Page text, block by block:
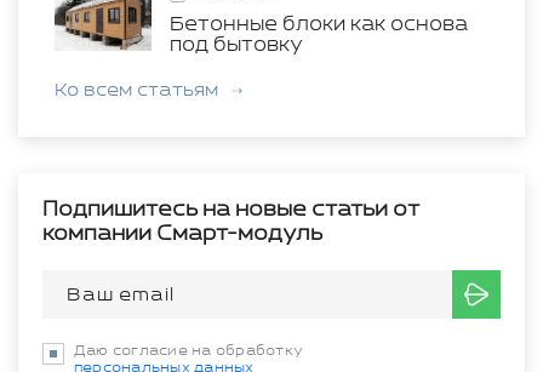
Бетонные блоки как основа
под бытовку
Ко всем статьям
Подпишитесь на новые статьи от
компании Смарт-модуль
Даю согласие на обработку
персональных данных